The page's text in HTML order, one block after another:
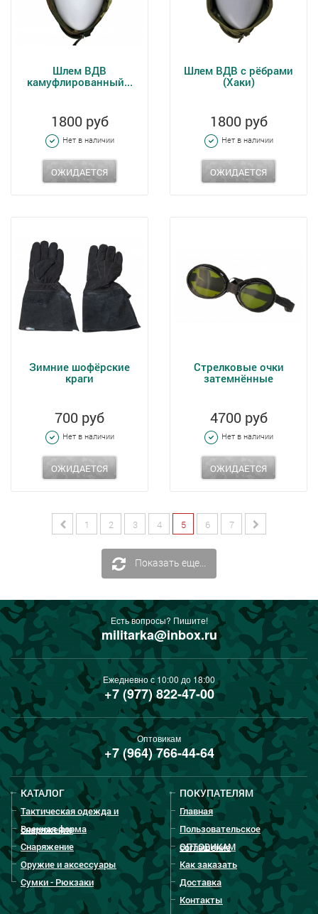
Шлем ВДВ
камуфлированный...
1800 руб
Нет в наличии
ОЖИДАЕТСЯ
Шлем ВДВ с рёбрами
(Хаки)
1800 руб
Нет в наличии
ОЖИДАЕТСЯ
Зимние шофёрские
краги
700 руб
Нет в наличии
ОЖИДАЕТСЯ
Стрелковые очки
затемнённые
4700 руб
Нет в наличии
ОЖИДАЕТСЯ
1 2 3 4 5 6 7
Показать еще...
Есть вопросы? Пишите!
militarka@inbox.ru
Ежедневно с 10:00 до 18:00
+7 (977) 822-47-00
Оптовикам
+7 (964) 766-44-64
КАТАЛОГ
Тактическая одежда и
снаряжение
Военная форма
Снаряжение
Оружие и аксессуары
Сумки - Рюкзаки
ПОКУПАТЕЛЯМ
Главная
Пользовательское
соглашение
ОПТОВИКАМ
Как заказать
Доставка
Контакты